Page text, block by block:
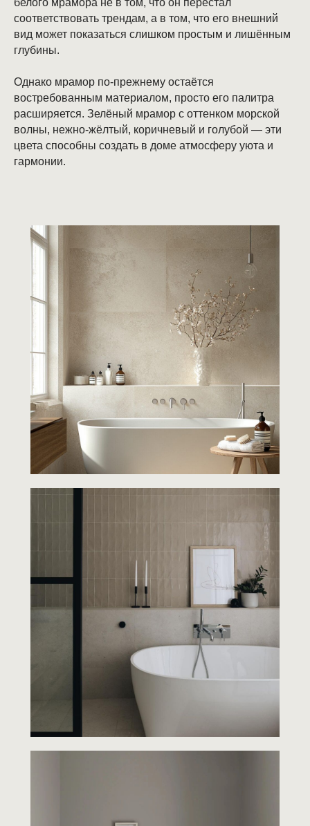
соответствовать трендам, а в том, что его внешний
вид может показаться слишком простым и лишённым
глубины.
Однако мрамор по-прежнему остаётся
востребованным материалом, просто его палитра
расширяется. Зелёный мрамор с оттенком морской
волны, нежно-жёлтый, коричневый и голубой — эти
цвета способны создать в доме атмосферу уюта и
гармонии.